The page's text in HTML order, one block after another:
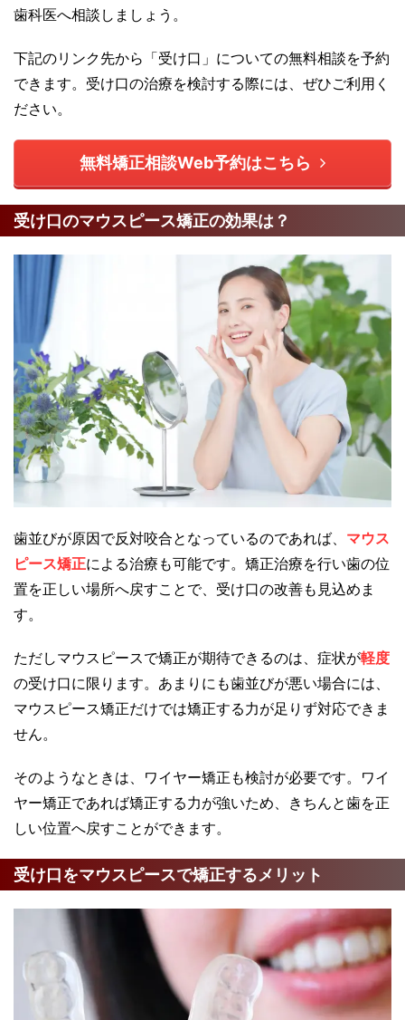
歯科医へ相談しましょう。
下記のリンク先から「受け口」についての無料相談を予約
できます。受け口の治療を検討する際には、ぜひご利用く
ださい。
無料矯正相談Web予約はこちら
受け口のマウスピース矯正の効果は？
歯並びが原因で反対咬合となっているのであれば、 マウス
ピース矯正による治療も可能です。矯正治療を行い歯の位
置を正しい場所へ戻すことで、受け口の改善も見込めま
す。
ただしマウスピースで矯正が期待できるのは、症状が軽度
の受け口に限ります。あまりにも歯並びが悪い場合には、
マウスピース矯正だけでは矯正する力が足りず対応できま
せん。
そのようなときは、ワイヤー矯正も検討が必要です。ワイ
ヤー矯正であれば矯正する力が強いため、きちんと歯を正
しい位置へ戻すことができます。
受け口をマウスピースで矯正するメリット